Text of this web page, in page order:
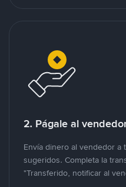
2. Págale al
Envía dinero al vendedor
sugeridos. Completa la
"Transferido, notificar al